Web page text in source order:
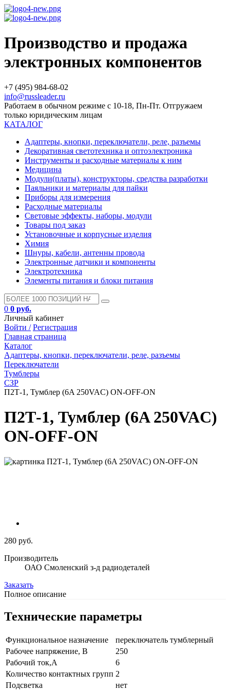
Производство и продажа
электронных компонентов
+7 (495) 984-68-02
info@russleader.ru
Работаем в обычном режиме с 10-18, Пн-Пт. Отгружаем
только юридическим лицам
КАТАЛОГ
Адаптеры, кнопки, переключатели, реле, разъемы
Декоративная светотехника и оптоэлектроника
Инструменты и расходные материалы к ним
Медицина
Модули(платы), конструкторы, средства разработки
Паяльники и материалы для пайки
Приборы для измерения
Расходные материалы
Световые эффекты, наборы, модули
Товары под заказ
Установочные и корпусные изделия
Химия
Шнуры, кабели, антенны провода
Электронные датчики и компоненты
Электротехника
Элементы питания и блоки питания
0 0 руб.
Личный кабинет
Войти / Регистрация
Главная страница
Каталог
Адаптеры, кнопки, переключатели, реле, разъемы
Переключатели
Тумблеры
СЗР
П2Т-1, Тумблер (6A 250VAC) ON-OFF-ON
П2Т-1, Тумблер (6A 250VAC)
ON-OFF-ON
280 руб.
Производитель
ОАО Смоленский з-д радиодеталей
Заказать
Полное описание
Технические параметры
Функциональное назначение
переключатель тумблерный
Рабочее напряжение, В
250
Рабочий ток,А
6
Количество контактных групп 2
Подсветка
нет